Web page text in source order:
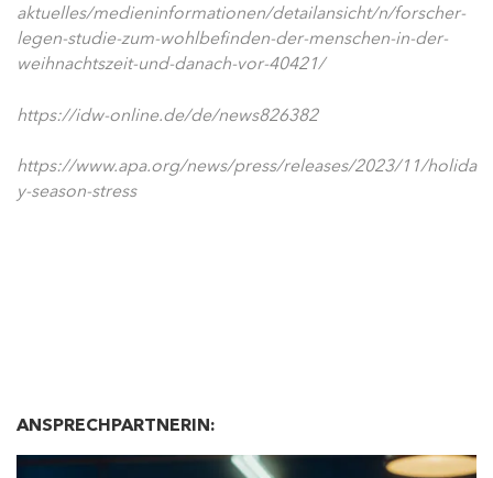
aktuelles/medieninformationen/detailansicht/n/forscher-
legen-studie-zum-wohlbefinden-der-menschen-in-der-
weihnachtszeit-und-danach-vor-40421/
https://idw-online.de/de/news826382
https://www.apa.org/news/press/releases/2023/11/holida
y-season-stress
ANSPRECHPARTNERIN: